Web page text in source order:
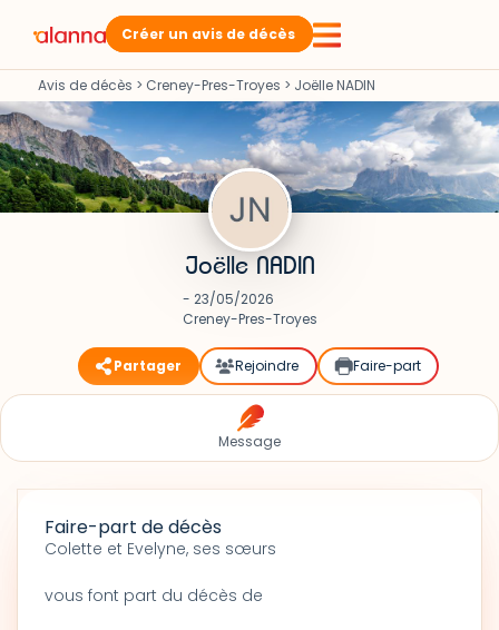
Créer un avis de décès
Avis de décès > Creney-Pres-Troyes > Joëlle NADIN
Joëlle NADIN
- 23/05/2026
Creney-Pres-Troyes
Partager Rejoindre Faire-part
Message
Faire-part de décès
Colette et Evelyne, ses sœurs
vous font part du décès de